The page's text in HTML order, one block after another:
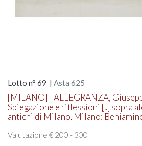
Lotto n° 69 | Asta 625
[MILANO] - ALLEGRANZA,
Spiegazione e riflessioni [..] sopra
antichi di Milano. Milano:
Valutazione € 200 - 300